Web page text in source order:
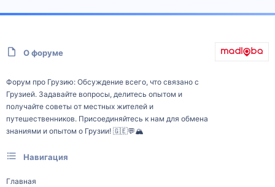
О форуме
Форум про Грузию: Обсуждение всего, что связано с
Грузией. Задавайте вопросы, делитесь опытом и
получайте советы от местных жителей и
путешественников. Присоединяйтесь к нам для обмена
знаниями и опытом о Грузии! 🇬🇪💬🏔️
Навигация
Главная